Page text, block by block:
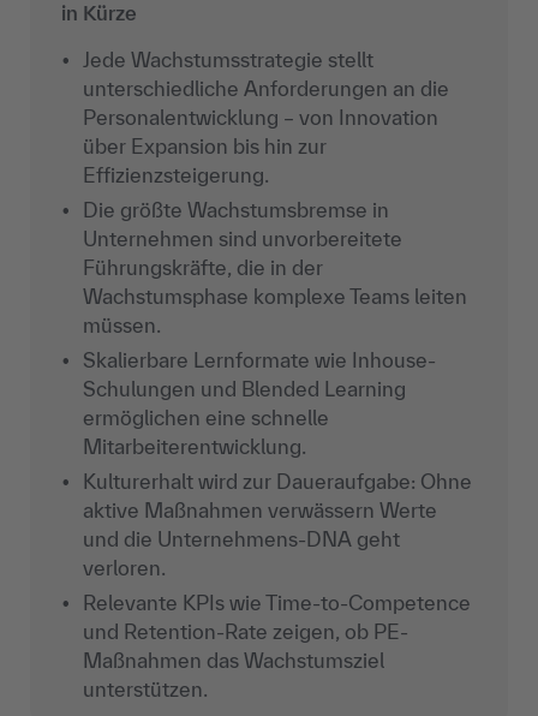
in Kürze
Jede Wachstumsstrategie stellt
unterschiedliche Anforderungen an die
Personalentwicklung – von Innovation
über Expansion bis hin zur
Effizienzsteigerung.
Die größte Wachstumsbremse in
Unternehmen sind unvorbereitete
Führungskräfte, die in der
Wachstumsphase komplexe Teams leiten
müssen.
Skalierbare Lernformate wie Inhouse-
Schulungen und Blended Learning
ermöglichen eine schnelle
Mitarbeiterentwicklung.
Kulturerhalt wird zur Daueraufgabe: Ohne
aktive Maßnahmen verwässern Werte
und die Unternehmens-DNA geht
verloren.
Relevante KPIs wie Time-to-Competence
und Retention-Rate zeigen, ob PE-
Maßnahmen das Wachstumsziel
unterstützen.